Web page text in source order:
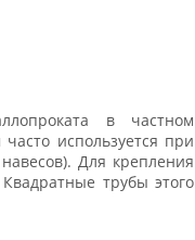
в частном
используется при
Для крепления
трубы этого